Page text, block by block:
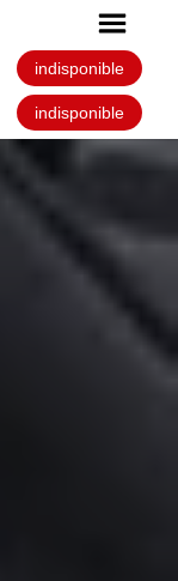
indisponible
indisponible